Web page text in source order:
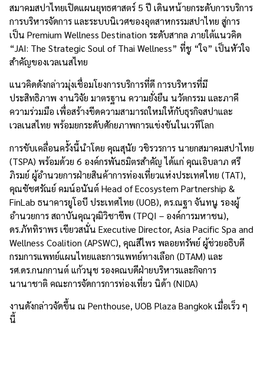
สมาคมสปาไทยเปิดแผนยุทธศาสตร์ 5 ปี เดินหน้ายกระดับการบริการ
การบริหารจัดการ และระบบนิเวศของอุตสาหกรรมสปาไทย สู่การ
เป็น Premium Wellness Destination ระดับสากล ภายใต้แนวคิด
“JAI: The Strategic Soul of Thai Wellness” ที่ชู “ใจ” เป็นหัวใจ
สำคัญของเวลเนสไทย
แนวคิดดังกล่าวมุ่งเชื่อมโยงการบริการที่ดี การบริหารที่มี
ประสิทธิภาพ งานวิจัย มาตรฐาน ความยั่งยืน นวัตกรรม และภาคี
ความร่วมมือ เพื่อสร้างขีดความสามารถใหม่ให้กับธุรกิจสปาและ
เวลเนสไทย พร้อมยกระดับศักยภาพการแข่งขันในเวทีโลก
การขับเคลื่อนครั้งนี้นำโดย คุณสุนัย วชิรวรการ นายกสมาคมสปาไทย
(TSPA) พร้อมด้วย 6 องค์กรพันธมิตรสำคัญ ได้แก่ คุณเอิบลาภ ศรี
ภิรมย์ ผู้อำนวยการฝ่ายสินค้าการท่องเที่ยวแห่งประเทศไทย (TAT),
คุณชัชศรัณย์ คมน์อนันต์ Head of Ecosystem Partnership &
FinLab ธนาคารยูโอบี ประเทศไทย (UOB), ดร.ณฐา จันทนู รองผู้
อำนวยการ สถาบันคุณวุฒิวิชาชีพ (TPQI – องค์การมหาชน),
ดร.ภัททิราพร เขียวสนั่น Executive Director, Asia Pacific Spa and
Wellness Coalition (APSWC), คุณสีไพร พลอยทรัพย์ ผู้ช่วยอธิบดี
กรมการแพทย์แผนไทยและการแพทย์ทางเลือก (DTAM) และ
รศ.ดร.กนกกานต์ แก้วนุช รองคณบดีฝ่ายบริหารและกิจการ
นานาชาติ คณะการจัดการการท่องเที่ยว นิด้า (NIDA)
งานดังกล่าวจัดขึ้น ณ Penthouse, UOB Plaza Bangkok เมื่อเร็ว ๆ
นี้